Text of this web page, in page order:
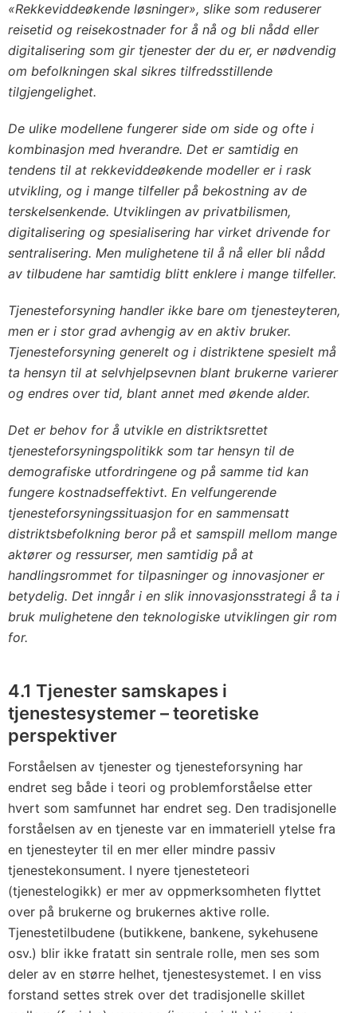
«Rekkeviddeøkende løsninger», slike som reduserer
reisetid og reisekostnader for å nå og bli nådd eller
digitalisering som gir tjenester der du er, er nødvendig
om befolkningen skal sikres tilfredsstillende
tilgjengelighet.
De ulike modellene fungerer side om side og ofte i
kombinasjon med hverandre. Det er samtidig en
tendens til at rekkeviddeøkende modeller er i rask
utvikling, og i mange tilfeller på bekostning av de
terskelsenkende. Utviklingen av privatbilismen,
digitalisering og spesialisering har virket drivende for
sentralisering. Men mulighetene til å nå eller bli nådd
av tilbudene har samtidig blitt enklere i mange tilfeller.
Tjenesteforsyning handler ikke bare om tjenesteyteren,
men er i stor grad avhengig av en aktiv bruker.
Tjenesteforsyning generelt og i distriktene spesielt må
ta hensyn til at selvhjelpsevnen blant brukerne varierer
og endres over tid, blant annet med økende alder.
Det er behov for å utvikle en distriktsrettet
tjenesteforsyningspolitikk som tar hensyn til de
demografiske utfordringene og på samme tid kan
fungere kostnadseffektivt. En velfungerende
tjenesteforsyningssituasjon for en sammensatt
distriktsbefolkning beror på et samspill mellom mange
aktører og ressurser, men samtidig på at
handlingsrommet for tilpasninger og innovasjoner er
betydelig. Det inngår i en slik innovasjonsstrategi å ta i
bruk mulighetene den teknologiske utviklingen gir rom
for.
4.1 Tjenester samskapes i
tjenestesystemer – teoretiske
perspektiver
Forståelsen av tjenester og tjenesteforsyning har
endret seg både i teori og problemforståelse etter
hvert som samfunnet har endret seg. Den tradisjonelle
forståelsen av en tjeneste var en immateriell ytelse fra
en tjenesteyter til en mer eller mindre passiv
tjenestekonsument. I nyere tjenesteteori
(tjenestelogikk) er mer av oppmerksomheten flyttet
over på brukerne og brukernes aktive rolle.
Tjenestetilbudene (butikkene, bankene, sykehusene
osv.) blir ikke fratatt sin sentrale rolle, men ses som
deler av en større helhet, tjenestesystemet. I en viss
forstand settes strek over det tradisjonelle skillet